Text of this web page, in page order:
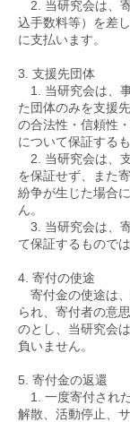
2. 当研究会は、
込手数料等）を差
に支払います。
3. 支援先団体
1. 当研究会は、
た団体のみを支援
の合法性・信頼性
について保証する
2. 当研究会は、
を保証せず、また
紛争が生じた場合
ん。
3. 当研究会は、
て保証するもので
4. 寄付の使途
寄付金の使途は
られ、寄付者の意
のとし、当研究会
負いません。
5. 寄付金の返還
1. 一度寄付され
解散、活動停止、